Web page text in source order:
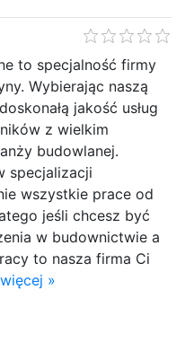
to specjalność firmy
Wybierając naszą
jakość usług
z wielkim
budowlanej.
specjalizacji
wszystkie prace od
jeśli chcesz być
w budownictwie a
to nasza firma Ci
»